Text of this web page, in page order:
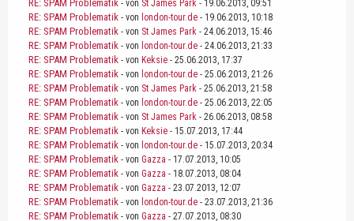
RE: SPAM Problematik - von St James Park - 19.06.2013, 09:51
RE: SPAM Problematik - von london-tour.de - 19.06.2013, 10:18
RE: SPAM Problematik - von St James Park - 24.06.2013, 15:46
RE: SPAM Problematik - von london-tour.de - 24.06.2013, 21:33
RE: SPAM Problematik - von Keksie - 25.06.2013, 17:37
RE: SPAM Problematik - von london-tour.de - 25.06.2013, 21:26
RE: SPAM Problematik - von St James Park - 25.06.2013, 21:58
RE: SPAM Problematik - von london-tour.de - 25.06.2013, 22:05
RE: SPAM Problematik - von St James Park - 26.06.2013, 08:58
RE: SPAM Problematik - von Keksie - 15.07.2013, 17:44
RE: SPAM Problematik - von london-tour.de - 15.07.2013, 20:34
RE: SPAM Problematik - von Gazza - 17.07.2013, 10:05
RE: SPAM Problematik - von Gazza - 18.07.2013, 08:04
RE: SPAM Problematik - von Gazza - 23.07.2013, 12:07
RE: SPAM Problematik - von london-tour.de - 23.07.2013, 21:36
RE: SPAM Problematik - von Gazza - 27.07.2013, 08:30